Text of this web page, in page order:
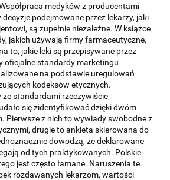
medyków z producentami
podejmowane przez lekarzy, jaki
są zupełnie niezależne. W książce
jakich używają firmy farmaceutyczne,
to, jakie leki są przepisywane przez
oficjalne standardy marketingu
na podstawie uregulowań
kodeksów etycznych.
ze standardami rzeczywiście
się zidentyfikować dzięki dwóm
Pierwsze z nich to wywiady swobodne z
drugie to ankieta skierowana do
dowodzą, że deklarowane
od tych praktykowanych. Polskie
jest często łamane. Naruszenia te
rozdawanych lekarzom, wartości